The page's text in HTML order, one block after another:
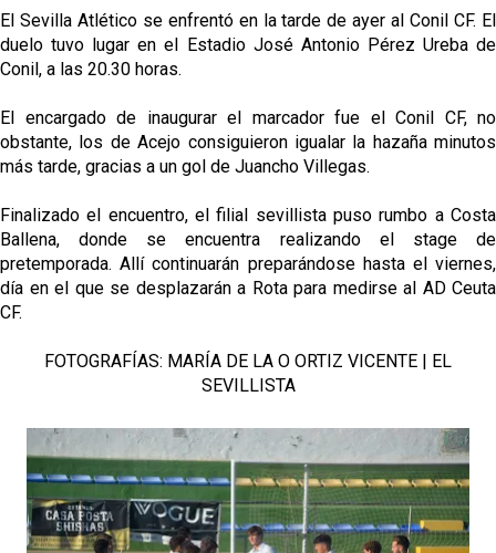
El Sevilla pone sus ojos en Ellyes Skhiri
El Sevilla Atlético se enfrentó en la tarde de ayer al Conil CF. El
duelo tuvo lugar en el Estadio José Antonio Pérez Ureba de
Conil, a las 20.30 horas.
El encargado de inaugurar el marcador fue el Conil CF, no
obstante, los de Acejo consiguieron igualar la hazaña minutos
más tarde, gracias a un gol de Juancho Villegas.
Finalizado el encuentro, el filial sevillista puso rumbo a Costa
Ballena, donde se encuentra realizando el stage de
pretemporada. Allí continuarán preparándose hasta el viernes,
día en el que se desplazarán a Rota para medirse al AD Ceuta
CF.
FOTOGRAFÍAS: MARÍA DE LA O ORTIZ VICENTE | EL
SEVILLISTA